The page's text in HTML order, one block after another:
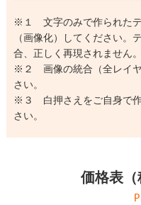
※１ 文字のみで作られたデ
（画像化）してください。
合、正しく再現されません。
※２ 画像の統合（全レイ
さい。
※３ 白押さえをご自身で
さい。
価格表